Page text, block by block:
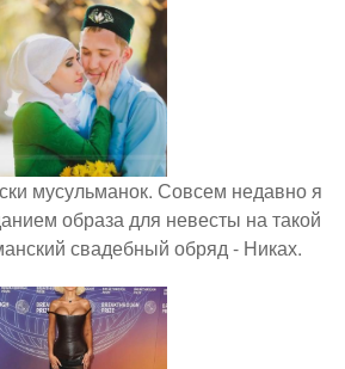
мусульманок. Совсем недавно я
образа для невесты на такой
свадебный обряд - Никах.